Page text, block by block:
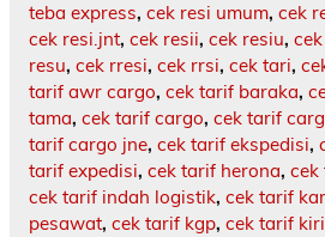
teba express, cek resi umum, cek
cek resi.jnt, cek resii, cek resiu,
resu, cek rresi, cek rrsi, cek tari,
tarif awr cargo, cek tarif baraka,
tama, cek tarif cargo, cek tarif
tarif cargo jne, cek tarif ekspedisi,
tarif expedisi, cek tarif herona, cek
cek tarif indah logistik, cek tarif
pesawat, cek tarif kgp, cek tarif